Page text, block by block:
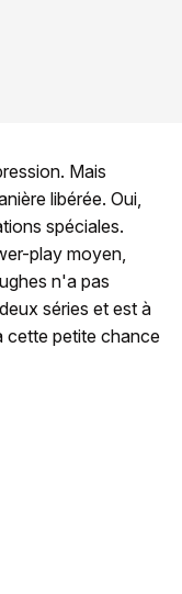
Mais
libérée. Oui,
spéciales.
play moyen,
n'a pas
séries et est à
cette petite chance